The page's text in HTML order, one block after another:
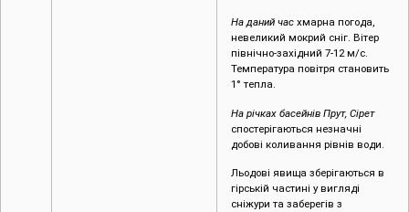
На даний час хмарна погода,
невеликий мокрий сніг. Вітер
північно-західний 7-12 м/с.
Температура повітря становить
1° тепла.
На річках басейнів Прут, Сірет
спостерігаються незначні
добові коливання рівнів води.
Льодові явища зберігаються в
гірській частині у вигляді
сніжури та заберегів з